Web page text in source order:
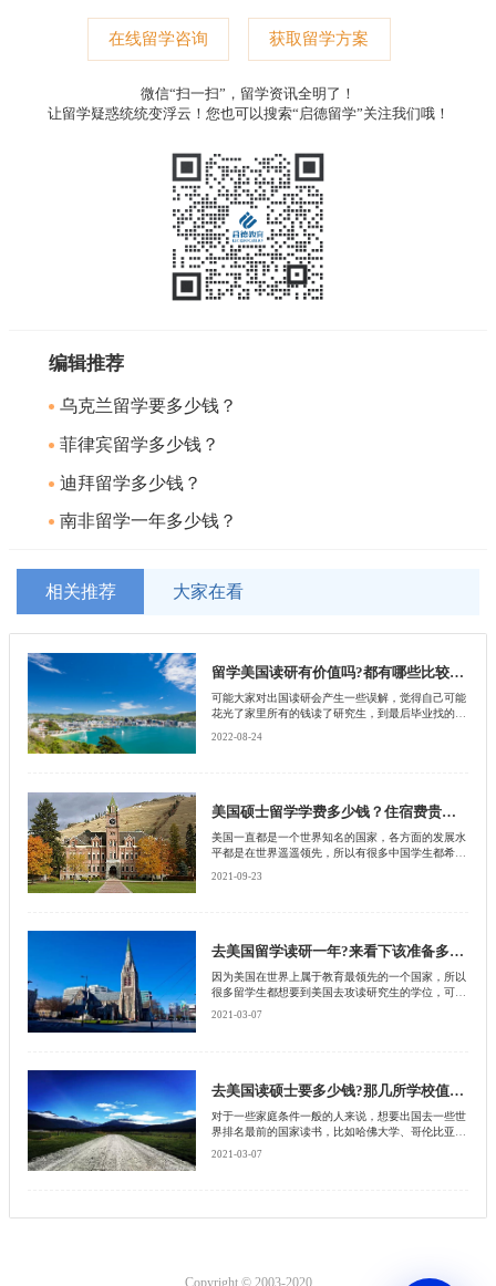
在线留学咨询 获取留学方案
微信“扫一扫”，留学资讯全明了！
让留学疑惑统统变浮云！您也可以搜索“启德留学”关注我们哦！
编辑推荐
乌克兰留学要多少钱？
菲律宾留学多少钱？
迪拜留学多少钱？
南非留学一年多少钱？
相关推荐 大家在看
留学美国读研有价值吗?都有哪些比较热门的专业?
可能大家对出国读研会产生一些误解，觉得自己可能
花光了家里所有的钱读了研究生，到最后毕业找的工
2022-08-24
美国硕士留学学费多少钱？住宿费贵吗？
美国一直都是一个世界知名的国家，各方面的发展水
平都是在世界遥遥领先，所以有很多中国学生都希望
知识理念。
2021-09-23
去美国留学读研一年?来看下该准备多少适合?
因为美国在世界上属于教育最领先的一个国家，所以
很多留学生都想要到美国去攻读研究生的学位，可是
2021-03-07
去美国读硕士要多少钱?那几所学校值得大家去?
对于一些家庭条件一般的人来说，想要出国去一些世
界排名最前的国家读书，比如哈佛大学、哥伦比亚大
2021-03-07